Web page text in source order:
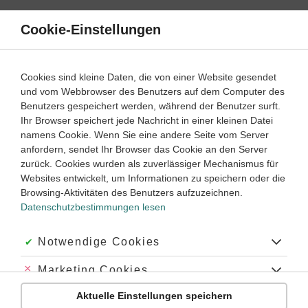
Direkt
Inhalt
Englisch 5. Klasse ‐ Abitur
Relative clause / Relativsatz
Merkmale
Relativsätze sind Nebensätze, die durch ein
Relativpronomen eingeleitet werden und eine Person
Sie können sich auf ganze Sätze oder auf
einzelne Ausdrücke beziehen.
Bezieht sich ein Relativsatz auf den gesamten Satz, wird
das Relativpronomenwhichverwendet. Häuﬁg beinhaltet
Cookie-Einstellungen
Cookies sind kleine Daten, die von einer Website gesendet
und vom Webbrowser des Benutzers auf dem Computer des
Benutzers gespeichert werden, während der Benutzer surft.
Ihr Browser speichert jede Nachricht in einer kleinen Datei
namens Cookie. Wenn Sie eine andere Seite vom Server
anfordern, sendet Ihr Browser das Cookie an den Server
zurück. Cookies wurden als zuverlässiger Mechanismus für
Websites entwickelt, um Informationen zu speichern oder die
Browsing-Aktivitäten des Benutzers aufzuzeichnen.
Datenschutzbestimmungen lesen
Akzeptiert:
Notwendige Cookies
Abgelehnt:
Marketing Cookies
Abgelehnt:
Personalisierungs-Cookies
Aktuelle Einstellungen speichern